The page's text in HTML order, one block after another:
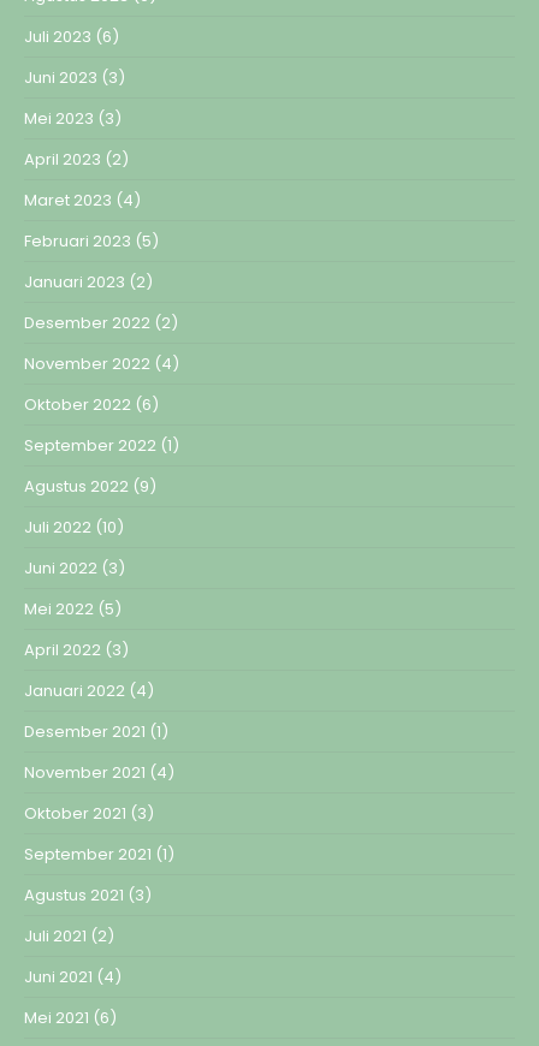
Juli 2023 (6)
Juni 2023 (3)
Mei 2023 (3)
April 2023 (2)
Maret 2023 (4)
Februari 2023 (5)
Januari 2023 (2)
Desember 2022 (2)
November 2022 (4)
Oktober 2022 (6)
September 2022 (1)
Agustus 2022 (9)
Juli 2022 (10)
Juni 2022 (3)
Mei 2022 (5)
April 2022 (3)
Januari 2022 (4)
Desember 2021 (1)
November 2021 (4)
Oktober 2021 (3)
September 2021 (1)
Agustus 2021 (3)
Juli 2021 (2)
Juni 2021 (4)
Mei 2021 (6)